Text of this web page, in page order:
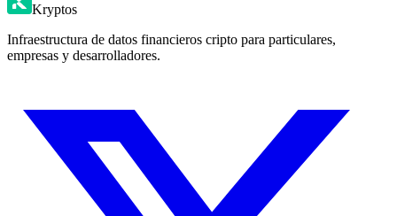
Kryptos
Infraestructura de datos financieros cripto para particulares,
empresas y desarrolladores.